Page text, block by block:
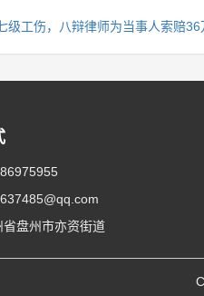
级工伤，八辩律师为当事人索赔36
省盘州市亦资街道